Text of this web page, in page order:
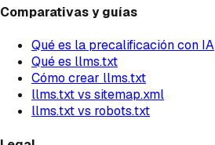
Comparativas y guías
Qué es la precalificación con IA
Qué es llms.txt
Cómo crear llms.txt
llms.txt vs sitemap.xml
llms.txt vs robots.txt